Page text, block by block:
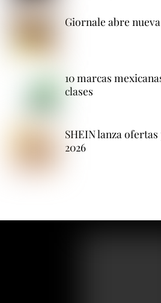
Giornale abre
10 marcas
clases
SHEIN lanza
2026